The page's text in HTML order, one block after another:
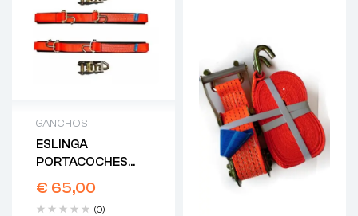
GANCHOS
ESLINGA
PORTACOCHES
2.5M (PAR)
€ 65,00
(0)